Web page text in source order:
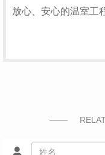
放心、安心的温室工